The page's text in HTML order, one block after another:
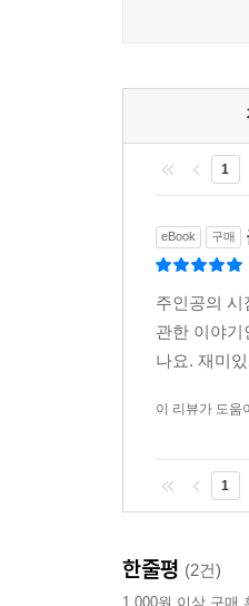
1
eBook 구매
주인공의
관한 이야
나요. 재미
이 리뷰가 도움
1
한줄평 (2건)
1,000원 이상 구매